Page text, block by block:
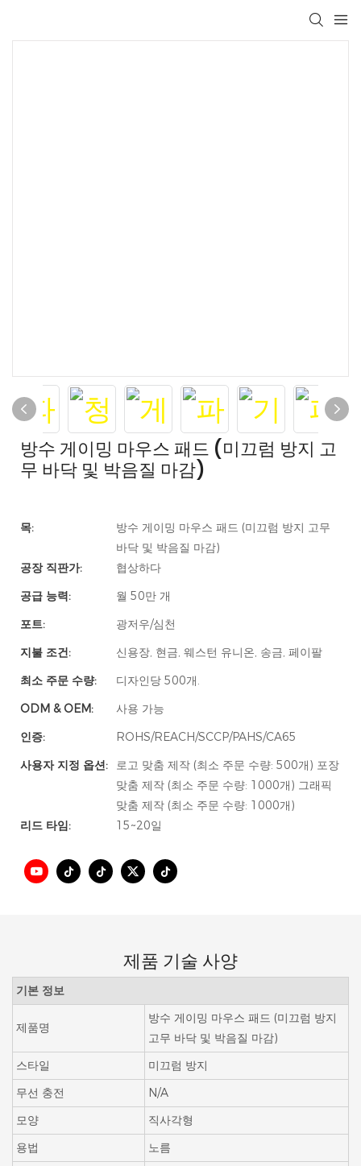
방수 게이밍 마우스 패드 (미끄럼 방지 고
무 바닥 및 박음질 마감)
목:
방수 게이밍 마우스 패드 (미끄럼 방지 고무
바닥 및 박음질 마감)
공장 직판가:
협상하다
공급 능력:
월 50만 개
포트:
광저우/심천
지불 조건:
신용장, 현금, 웨스턴 유니온, 송금, 페이팔
최소 주문 수량:
디자인당 500개.
ODM & OEM:
사용 가능
인증:
ROHS/REACH/SCCP/PAHS/CA65
사용자 지정 옵션:
로고 맞춤 제작 (최소 주문 수량: 500개) 포장
맞춤 제작 (최소 주문 수량: 1000개) 그래픽
맞춤 제작 (최소 주문 수량: 1000개)
리드 타임:
15~20일
제품 기술 사양
기본 정보
제품명
방수 게이밍 마우스 패드 (미끄럼 방지
고무 바닥 및 박음질 마감)
스타일
미끄럼 방지
무선 충전
N/A
모양
직사각형
용법
노름